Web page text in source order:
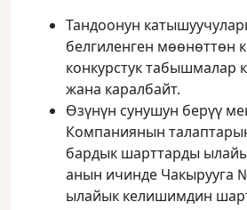
Тандоонун
белгиленген мөөнөттөн
конкурстук табышмалар
жана каралбайт.
Өзүнүн сунушун берүү
Компаниянын
бардык шарттарды
анын ичинде Чакырууга
ылайык келишимдин